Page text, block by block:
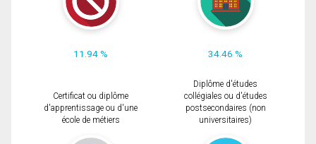
11.94 % 34.46 %
Certificat ou diplôme
d'apprentissage ou d'une
école de métiers
Diplôme d'études
collégiales ou d'études
postsecondaires (non
universitaires)